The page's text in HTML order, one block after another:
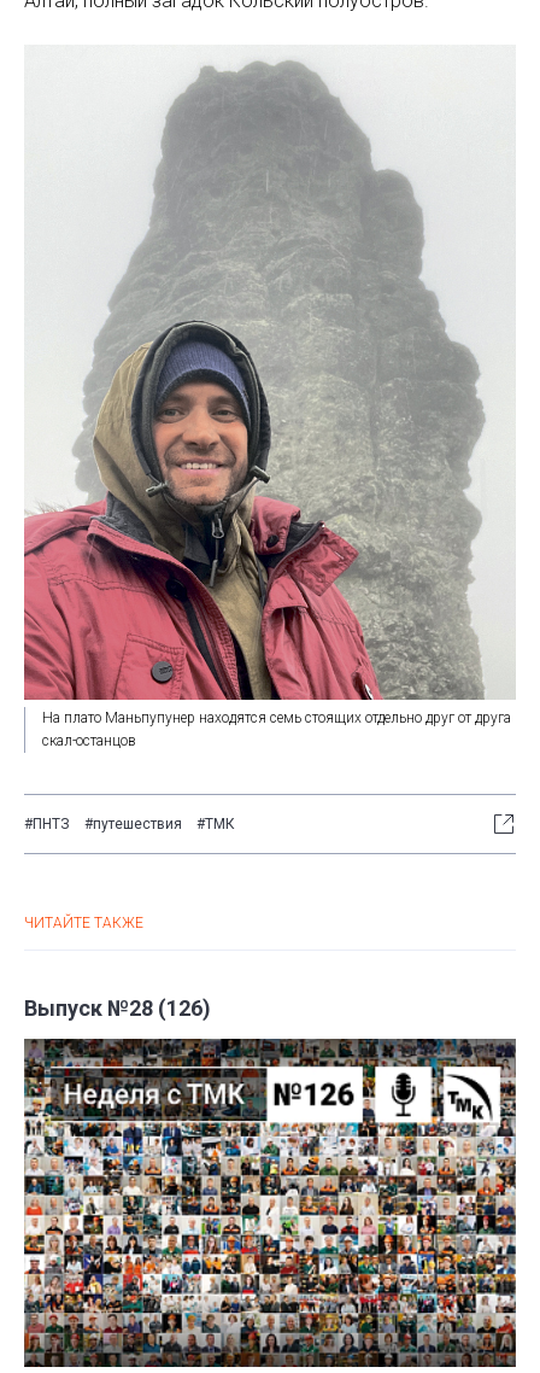
На плато Маньпупунер находятся семь стоящих отдельно друг от друга
скал-останцов
#ПНТЗ #путешествия #ТМК
ЧИТАЙТЕ ТАКЖЕ
Выпуск №28 (126)